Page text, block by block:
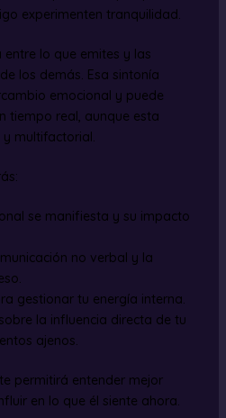
experimenten tranquilidad.
entre lo que emites y las
los demás. Esa sintonía
emocional y puede
tiempo real, aunque esta
multifactorial.
se manifiesta y su impacto
no verbal y la
gestionar tu energía interna.
la influencia directa de tu
ajenos.
permitirá entender mejor
en lo que él siente ahora.